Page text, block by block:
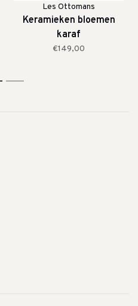
Les Ottomans
Keramieken bloemen
karaf
€149,00
2